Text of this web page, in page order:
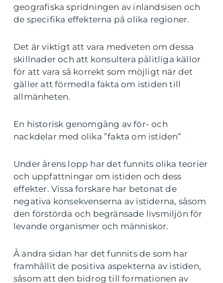
geografiska spridningen av inlandsisen och
de specifika effekterna på olika regioner.
Det är viktigt att vara medveten om dessa
skillnader och att konsultera pålitliga källor
för att vara så korrekt som möjligt när det
gäller att förmedla fakta om istiden till
allmänheten.
En historisk genomgång av för- och
nackdelar med olika ”fakta om istiden”
Under årens lopp har det funnits olika teorier
och uppfattningar om istiden och dess
effekter. Vissa forskare har betonat de
negativa konsekvenserna av istiderna, såsom
den förstörda och begränsade livsmiljön för
levande organismer och människor.
Å andra sidan har det funnits de som har
framhållit de positiva aspekterna av istiden,
såsom att den bidrog till formationen av